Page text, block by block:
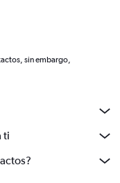
sin embargo,
ti